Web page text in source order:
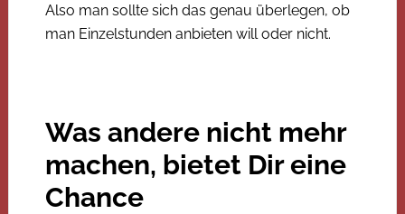
Also man sollte sich das genau überlegen, ob
man Einzelstunden anbieten will oder nicht.
Was andere nicht mehr
machen, bietet Dir eine
Chance